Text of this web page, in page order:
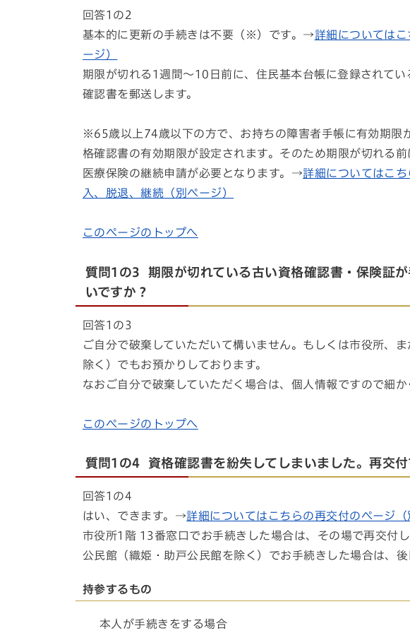
回答1の2
基本的に更新の手続きは不要（※）です。→詳細については
ージ）
期限が切れる1週間～10日前に、住民基本台帳に登録されて
確認書を郵送します。
※65歳以上74歳以下の方で、お持ちの障害者手帳に有効期限
格確認書の有効期限が設定されます。そのため期限が切れる
医療保険の継続申請が必要となります。→詳細についてはこ
入、脱退、継続（別ページ）
このページのトップへ
質問1の3 期限が切れている古い資格確認書・保険証
いですか？
回答1の3
ご自分で破棄していただいて構いません。もしくは市役所、
除く）でもお預かりしております。
なおご自分で破棄していただく場合は、個人情報ですので細か
このページのトップへ
質問1の4 資格確認書を紛失してしまいました。再交付
回答1の4
はい、できます。→詳細についてはこちらの再交付のページ（
市役所1階 13番窓口でお手続きした場合は、その場で再交付
公民館（織姫・助戸公民館を除く）でお手続きした場合は、
持参するもの
本人が手続きをする場合